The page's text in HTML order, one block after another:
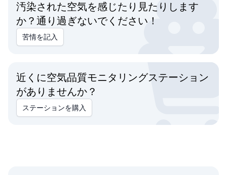
汚染された空気を感じたり見たりします
か？通り過ぎないでください！
苦情を記入
近くに空気品質モニタリングステーション
がありませんか？
ステーションを購入